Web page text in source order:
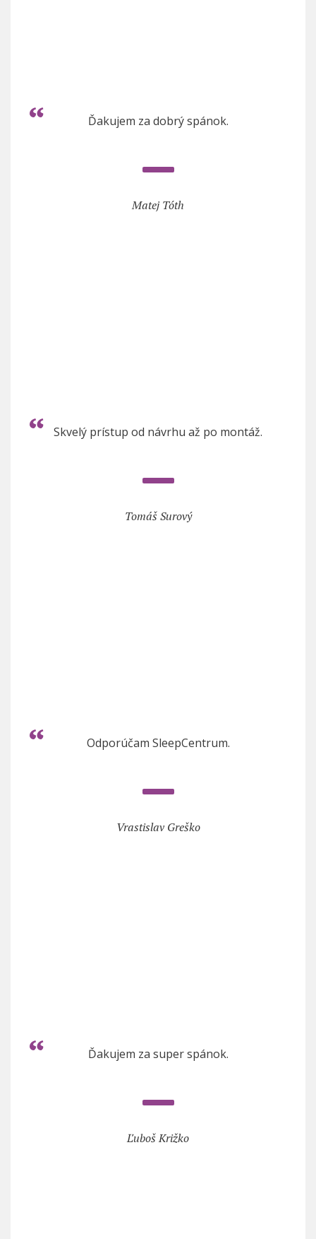
Ďakujem za dobrý spánok.
Matej Tóth
Skvelý prístup od návrhu až po montáž.
Tomáš Surový
Odporúčam SleepCentrum.
Vrastislav Greško
Ďakujem za super spánok.
Ľuboš Križko